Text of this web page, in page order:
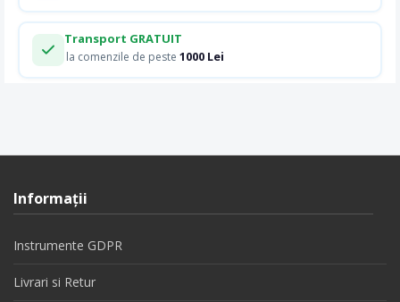
Transport GRATUIT
la comenzile de peste 1000 Lei
Informaţii
Instrumente GDPR
Livrari si Retur